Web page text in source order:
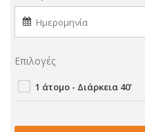
Επιλογές
1 άτομο - Διάρκεια 40'